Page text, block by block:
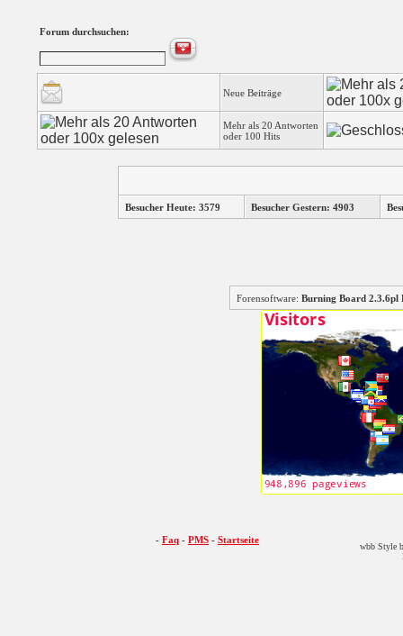
Forum durchsuchen:
Neue Beiträge
Mehr als 20 Antworten
oder 100 Hits
Besucher Heute: 3579 Besucher Gestern: 4903
Forensoftware: Burning Board
- Faq - PMS - Startseite
wbb Style